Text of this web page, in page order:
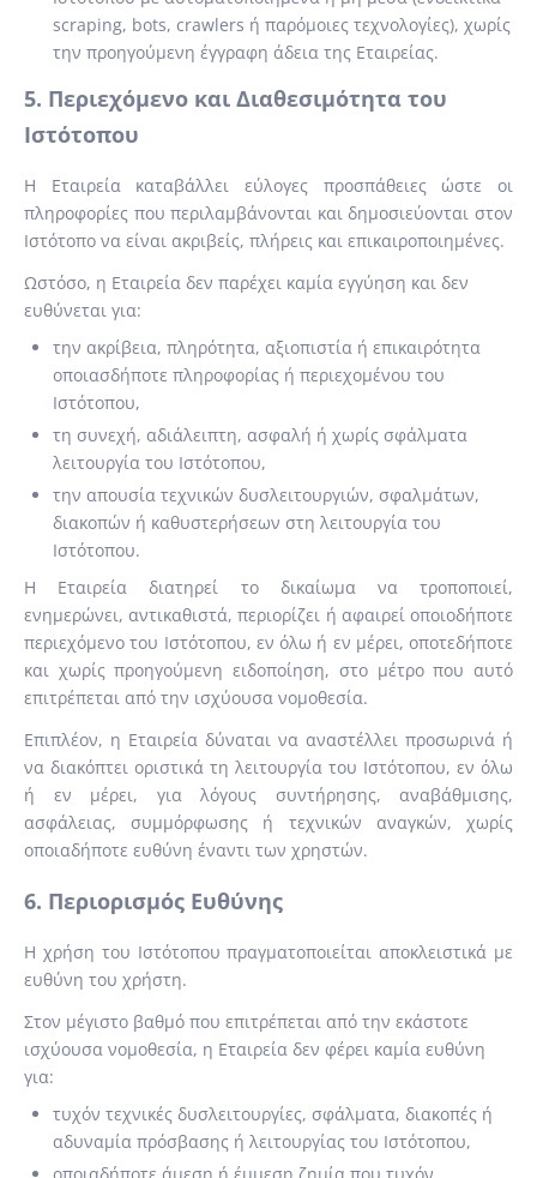
scraping, bots, crawlers ή παρόμοιες τεχνολογίες), χωρίς
την προηγούμενη έγγραφη άδεια της Εταιρείας.
5. Περιεχόμενο και Διαθεσιμότητα του
Ιστότοπου
Η Εταιρεία καταβάλλει εύλογες προσπάθειες ώστε οι
πληροφορίες που περιλαμβάνονται και δημοσιεύονται στον
Ιστότοπο να είναι ακριβείς, πλήρεις και επικαιροποιημένες.
Ωστόσο, η Εταιρεία δεν παρέχει καμία εγγύηση και δεν
ευθύνεται για:
την ακρίβεια, πληρότητα, αξιοπιστία ή επικαιρότητα
οποιασδήποτε πληροφορίας ή περιεχομένου του
Ιστότοπου,
τη συνεχή, αδιάλειπτη, ασφαλή ή χωρίς σφάλματα
λειτουργία του Ιστότοπου,
την απουσία τεχνικών δυσλειτουργιών, σφαλμάτων,
διακοπών ή καθυστερήσεων στη λειτουργία του
Ιστότοπου.
Η Εταιρεία διατηρεί το δικαίωμα να τροποποιεί,
ενημερώνει, αντικαθιστά, περιορίζει ή αφαιρεί οποιοδήποτε
περιεχόμενο του Ιστότοπου, εν όλω ή εν μέρει, οποτεδήποτε
και χωρίς προηγούμενη ειδοποίηση, στο μέτρο που αυτό
επιτρέπεται από την ισχύουσα νομοθεσία.
Επιπλέον, η Εταιρεία δύναται να αναστέλλει προσωρινά ή
να διακόπτει οριστικά τη λειτουργία του Ιστότοπου, εν όλω
ή εν μέρει, για λόγους συντήρησης, αναβάθμισης,
ασφάλειας, συμμόρφωσης ή τεχνικών αναγκών, χωρίς
οποιαδήποτε ευθύνη έναντι των χρηστών.
6. Περιορισμός Ευθύνης
Η χρήση του Ιστότοπου πραγματοποιείται αποκλειστικά με
ευθύνη του χρήστη.
Στον μέγιστο βαθμό που επιτρέπεται από την εκάστοτε
ισχύουσα νομοθεσία, η Εταιρεία δεν φέρει καμία ευθύνη
για:
τυχόν τεχνικές δυσλειτουργίες, σφάλματα, διακοπές ή
αδυναμία πρόσβασης ή λειτουργίας του Ιστότοπου,